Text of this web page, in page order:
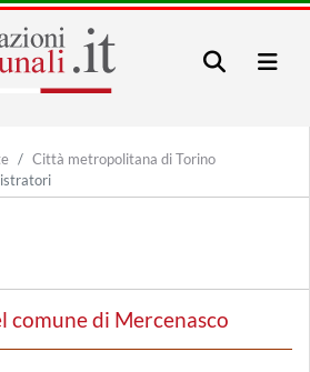
Città metropolitana di Torino
di Mercenasco